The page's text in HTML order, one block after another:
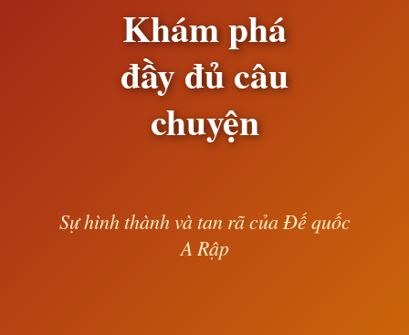
Khám phá
đầy đủ câu
chuyện
Sự hình thành và tan rã của Đế quốc
A Rập